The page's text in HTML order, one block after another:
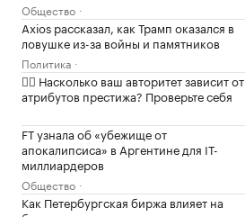
Общество
Axios рассказал, как Трамп оказался в
ловушке из-за войны и памятников
Политика
✍🏻 Насколько ваш авторитет зависит от
атрибутов престижа? Проверьте себя
FT узнала об «убежище от
апокалипсиса» в Аргентине для IT-
миллиардеров
Общество
Как Петербургская биржа влияет на